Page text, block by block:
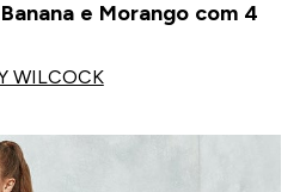
e Morango com 4
WILCOCK